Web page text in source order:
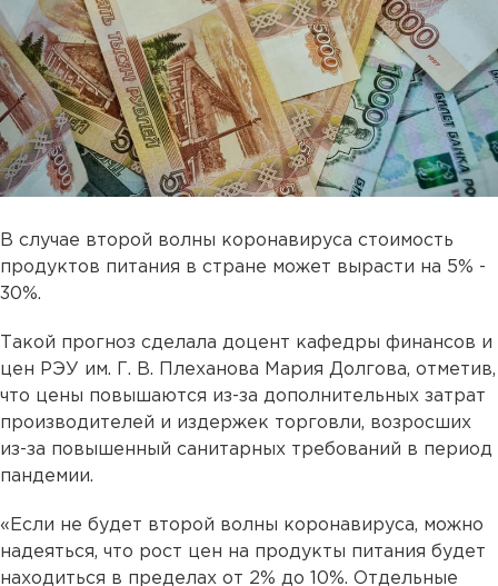
В случае второй волны коронавируса стоимость
продуктов питания в стране может вырасти на 5% -
30%.
Такой прогноз сделала доцент кафедры финансов и
цен РЭУ им. Г. В. Плеханова Мария Долгова, отметив,
что цены повышаются из-за дополнительных затрат
производителей и издержек торговли, возросших
из-за повышенный санитарных требований в период
пандемии.
«Если не будет второй волны коронавируса, можно
надеяться, что рост цен на продукты питания будет
находиться в пределах от 2% до 10%. Отдельные